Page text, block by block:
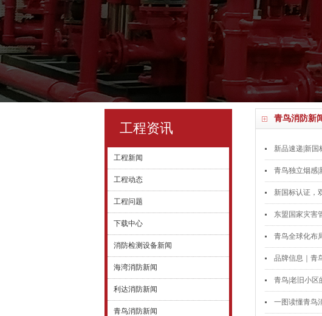
青鸟消防新
新品速递|新国
青鸟独立烟感|
新国标认证，
东盟国家灾害
青鸟全球化布
品牌信息｜青
青鸟|老旧小
一图读懂青鸟
工程资讯
工程新闻
工程动态
工程问题
下载中心
消防检测设备新闻
海湾消防新闻
利达消防新闻
青鸟消防新闻